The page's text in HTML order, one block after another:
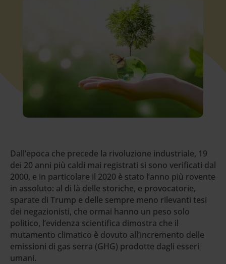
Dall’epoca che precede la rivoluzione industriale, 19
dei 20 anni più caldi mai registrati si sono verificati dal
2000, e in particolare il 2020 è stato l’anno più rovente
in assoluto: al di là delle storiche, e provocatorie,
sparate di Trump e delle sempre meno rilevanti tesi
dei negazionisti, che ormai hanno un peso solo
politico, l’evidenza scientifica dimostra che il
mutamento climatico è dovuto all’incremento delle
emissioni di gas serra (GHG) prodotte dagli esseri
umani.